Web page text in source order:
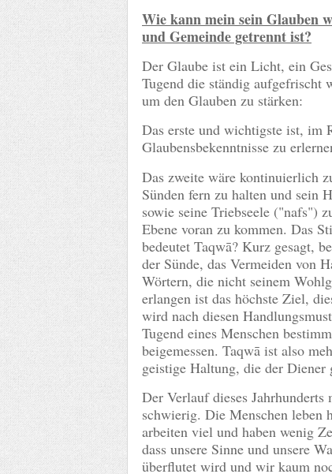
Wie kann mein sein Glauben
und Gemeinde getrennt ist?
Der Glaube ist ein Licht, ein
Tugend die ständig aufgefrischt
um den Glauben zu stärken:
Das erste und wichtigste ist, im
Glaubensbekenntnisse zu
Das zweite wäre kontinuierlich
Sünden fern zu halten und sein
sowie seine Triebseele ("nafs")
Ebene voran zu kommen. Das
bedeutet Taqwā? Kurz gesagt,
der Sünde, das Vermeiden von
Wörtern, die nicht seinem
erlangen ist das höchste Ziel,
wird nach diesen
Tugend eines Menschen
beigemessen. Taqwā ist also
geistige Haltung, die der Diener
Der Verlauf dieses
schwierig. Die Menschen leben
arbeiten viel und haben wenig
dass unsere Sinne und unsere
überflutet wird und wir kaum